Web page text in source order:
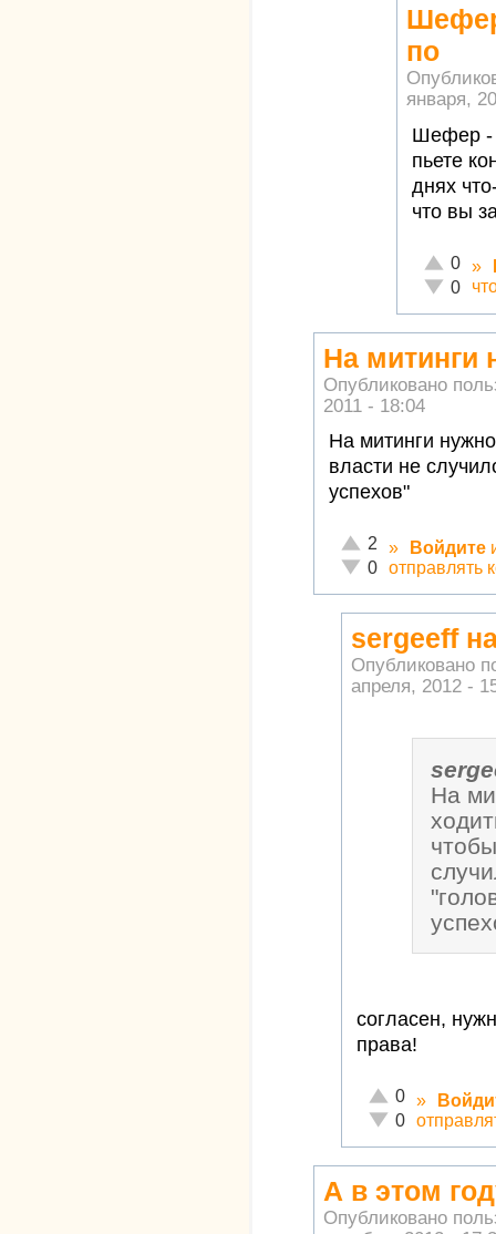
по
января,
Шефер -
пьете
днях
что вы
Отлично!
0
0
»
На митинги
Опубликовано
2011 - 18:04
На митинги
власти не
успехов"
Отлично!
2
Неадекватно!
0
» Войдите
отправлять
sergeeff
Опубликовано
апреля, 2012 -
На
согласен,
права!
Отлично!
0
Неадекватно!
0
»
А в этом
Опубликовано